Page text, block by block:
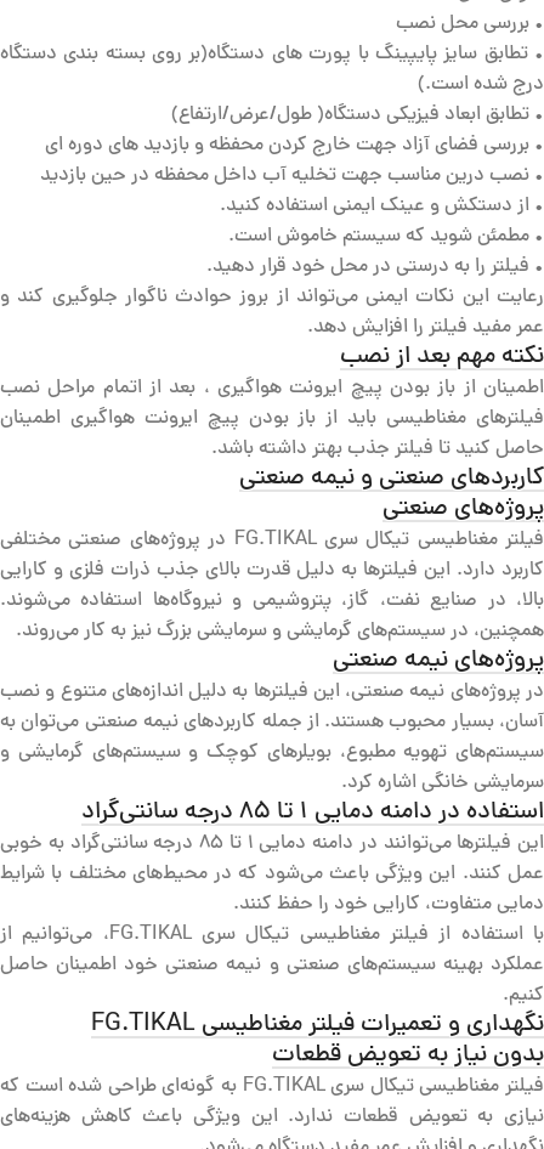
• بررسی محل نصب
• تطابق سایز پایپینگ با پورت های دستگاه(بر روی بسته بندی دستگاه
درج شده است.)
• تطابق ابعاد فیزیکی دستگاه( طول/عرض/ارتفاع)
• بررسی فضای آزاد جهت خارج کردن محفظه و بازدید های دوره ای
• نصب درین مناسب جهت تخلیه آب داخل محفظه در حین بازدید
• از دستکش و عینک ایمنی استفاده کنید.
• مطمئن شوید که سیستم خاموش است.
• فیلتر را به درستی در محل خود قرار دهید.
رعایت این نکات ایمنی می‌تواند از بروز حوادث ناگوار جلوگیری کند و
عمر مفید فیلتر را افزایش دهد.
نکته مهم بعد از نصب
اطمینان از باز بودن پیچ ایرونت هواگیری ، بعد از اتمام مراحل نصب
فیلترهای مغناطیسی باید از باز بودن پیچ ایرونت هواگیری اطمینان
حاصل کنید تا فیلتر جذب بهتر داشته باشد.
کاربردهای صنعتی و نیمه صنعتی
پروژه‌های صنعتی
فیلتر مغناطیسی تیکال سری FG.TIKAL در پروژه‌های صنعتی مختلفی
کاربرد دارد. این فیلترها به دلیل قدرت بالای جذب ذرات فلزی و کارایی
بالا، در صنایع نفت، گاز، پتروشیمی و نیروگاه‌ها استفاده می‌شوند.
همچنین، در سیستم‌های گرمایشی و سرمایشی بزرگ نیز به کار می‌روند.
پروژه‌های نیمه صنعتی
در پروژه‌های نیمه صنعتی، این فیلترها به دلیل اندازه‌های متنوع و نصب
آسان، بسیار محبوب هستند. از جمله کاربردهای نیمه صنعتی می‌توان به
سیستم‌های تهویه مطبوع، بویلرهای کوچک و سیستم‌های گرمایشی و
سرمایشی خانگی اشاره کرد.
استفاده در دامنه دمایی 1 تا 85 درجه سانتی‌گراد
این فیلترها می‌توانند در دامنه دمایی 1 تا 85 درجه سانتی‌گراد به خوبی
عمل کنند. این ویژگی باعث می‌شود که در محیط‌های مختلف با شرایط
دمایی متفاوت، کارایی خود را حفظ کنند.
با استفاده از فیلتر مغناطیسی تیکال سری FG.TIKAL، می‌توانیم از
عملکرد بهینه سیستم‌های صنعتی و نیمه صنعتی خود اطمینان حاصل
کنیم.
نگهداری و تعمیرات فیلتر مغناطیسی FG.TIKAL
بدون نیاز به تعویض قطعات
فیلتر مغناطیسی تیکال سری FG.TIKAL به گونه‌ای طراحی شده است که
نیازی به تعویض قطعات ندارد. این ویژگی باعث کاهش هزینه‌های